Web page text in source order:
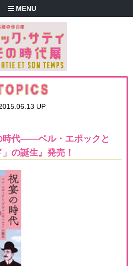
MENU
UP
時代――ベル・エポックと
の誕生』発売！